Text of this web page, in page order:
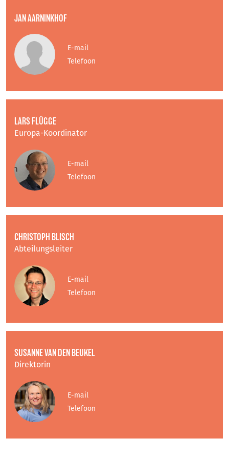
JAN AARNINKHOF
E-mail
Telefoon
LARS FLÜGGE
Europa-Koordinator
E-mail
Telefoon
CHRISTOPH BLISCH
Abteilungsleiter
E-mail
Telefoon
SUSANNE VAN DEN BEUKEL
Direktorin
E-mail
Telefoon